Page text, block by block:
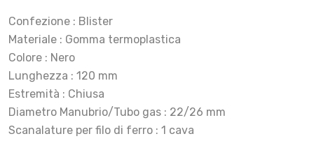
Confezione : Blister
Materiale : Gomma termoplastica
Colore : Nero
Lunghezza : 120 mm
Estremità : Chiusa
Diametro Manubrio/Tubo gas : 22/26 mm
Scanalature per filo di ferro : 1 cava